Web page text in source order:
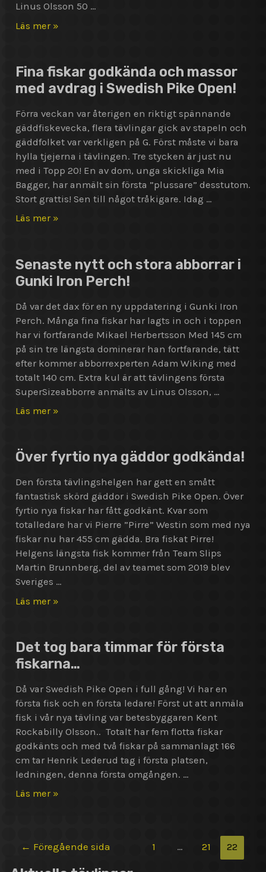
Linus Olsson 50 …
Senaste
Gunki
Perch
–
första
delvinnarna
blir…
Läs mer »
Fina fiskar godkända och massor
med avdrag i Swedish Pike Open!
Förra veckan var återigen en riktigt spännande
gäddfiskevecka, flera tävlingar gick av stapeln och
gäddfolket var verkligen på G. Först måste vi bara
hylla tjejerna i tävlingen. Tre stycken är just nu
med i Topp 20! En av dom, unga skickliga Mia
Bagger, har anmält sin första ”plussare” desstutom.
Stort grattis! Sen till något tråkigare. Idag …
Fina
och
massor
med
avdrag
i
Swedish
Pike
Open!
Läs mer »
Senaste nytt och stora abborrar i
Gunki Iron Perch!
Då var det dax för en ny uppdatering i Gunki Iron
Perch. Många fina fiskar har lagts in och i toppen
har vi fortfarande Mikael Herbertsson Med 145 cm
på sin tre längsta dominerar han fortfarande, tätt
efter kommer abborrexperten Adam Wiking med
totalt 140 cm. Extra kul är att tävlingens första
SuperSizeabborre anmälts av Linus Olsson, …
Senaste
stora
i
Gunki
Iron
Perch!
Läs mer »
Över fyrtio nya gäddor godkända!
Den första tävlingshelgen har gett en smått
fantastisk skörd gäddor i Swedish Pike Open. Över
fyrtio nya fiskar har fått godkänt. Kvar som
totalledare har vi Pierre ”Pirre” Westin som med nya
fiskar nu har 455 cm gädda. Bra fiskat Pirre!
Helgens längsta fisk kommer från Team Slips
Martin Brunnberg, del av teamet som 2019 blev
Sveriges …
Över
gäddor
godkända!
Läs mer »
Det tog bara timmar för första
fiskarna…
Då var Swedish Pike Open i full gång! Vi har en
första fisk och en första ledare! Först ut att anmäla
fisk i vår nya tävling var betesbyggaren Kent
Rockabilly Olsson.. Totalt har fem flotta fiskar
godkänts och med två fiskar på sammanlagt 166
cm tar Henrik Lederud tag i första platsen,
ledningen, denna första omgången. …
Det
för
Läs mer »
Sidnumrering
← Föregående sida 1 … 21 22